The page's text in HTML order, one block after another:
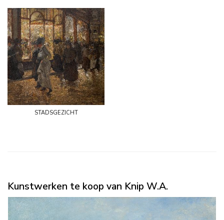
stadsgezicht
Kunstwerken te koop van Knip W.A.